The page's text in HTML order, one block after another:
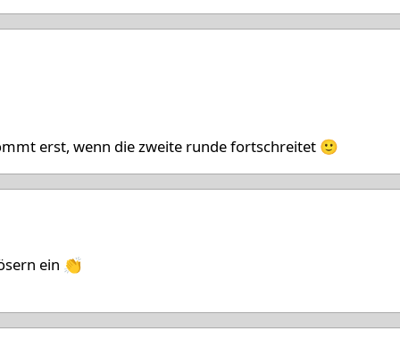
erst, wenn die zweite runde fortschreitet 🙂
ein 👏